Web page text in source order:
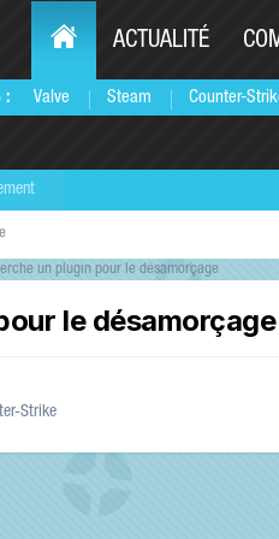
: Valve Steam Counter-
ACTUALITÉ
un plugin pour le désamorçage
le désamorçage
Strike